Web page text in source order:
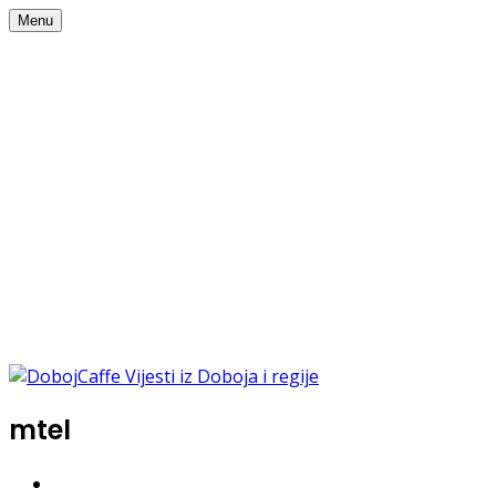
Menu
mtel